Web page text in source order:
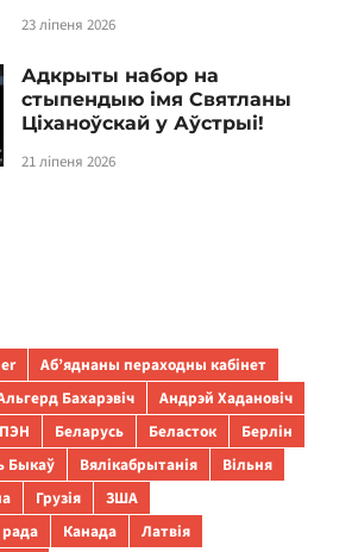
23 ліпеня 2026
Адкрыты набор на
стыпендыю імя Святланы
Ціханоўскай у Аўстрыі!
21 ліпеня 2026
Аб’яднаны пераходны кабінет
Бахарэвіч
Андрэй Хадановіч
Беларусь Беласток
Берлін
Быкаў Вялікабрытанія
Вільня
Грузія
ЗША
Канада
Латвія